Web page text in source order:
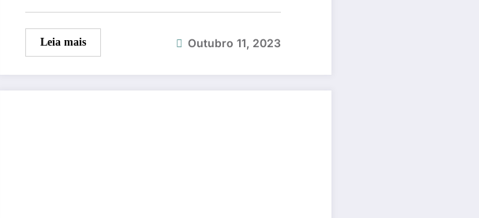
Leia mais Outubro 11, 2023